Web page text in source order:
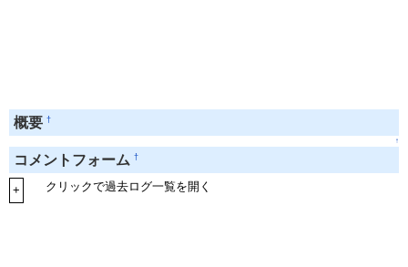
概要 †
↑
コメントフォーム †
+ クリックで過去ログ一覧を開く